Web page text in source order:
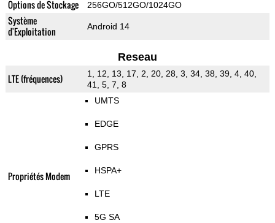
Options de Stockage 256GO/512GO/1024GO
Système
d'Exploitation
Android 14
Reseau
LTE (fréquences)
1, 12, 13, 17, 2, 20, 28, 3, 34, 38, 39, 4, 40,
41, 5, 7, 8
Propriétés Modem
UMTS
EDGE
GPRS
HSPA+
LTE
5G SA